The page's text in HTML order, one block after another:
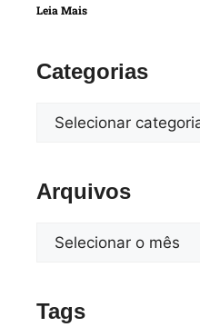
Leia Mais
Categorias
Arquivos
Tags